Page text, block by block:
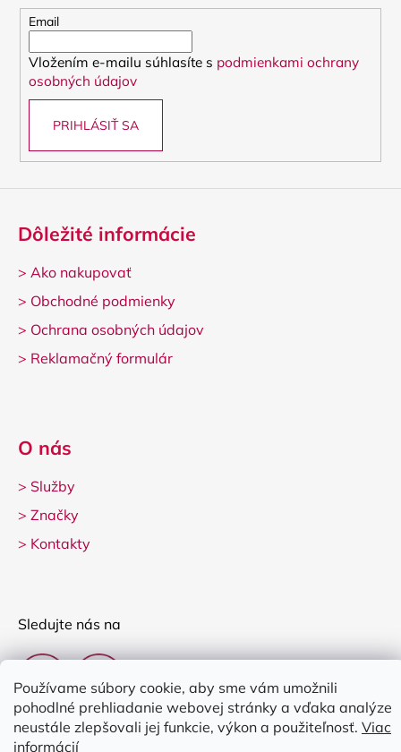
Používame súbory cookie, aby sme vám umožnili
pohodlné prehliadanie webovej stránky a vďaka analýze
neustále zlepšovali jej funkcie, výkon a použiteľnosť. Viac
informácií
Email
Vložením e-mailu súhlasíte s podmienkami ochrany
osobných údajov
PRIHLÁSIŤ SA
Dôležité informácie
> Ako nakupovať
> Obchodné podmienky
> Ochrana osobných údajov
> Reklamačný formulár
O nás
> Služby
> Značky
> Kontakty
Sledujte nás na